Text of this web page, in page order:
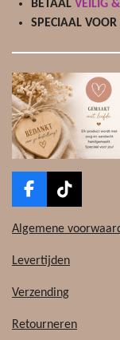
BETAAL VEILIG
SPECIAAL
F
c
b
o
T
k
o
Algemene
Levertijden
Verzending
Retourneren